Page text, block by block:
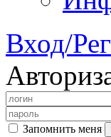
Вход/
Запомнить меня